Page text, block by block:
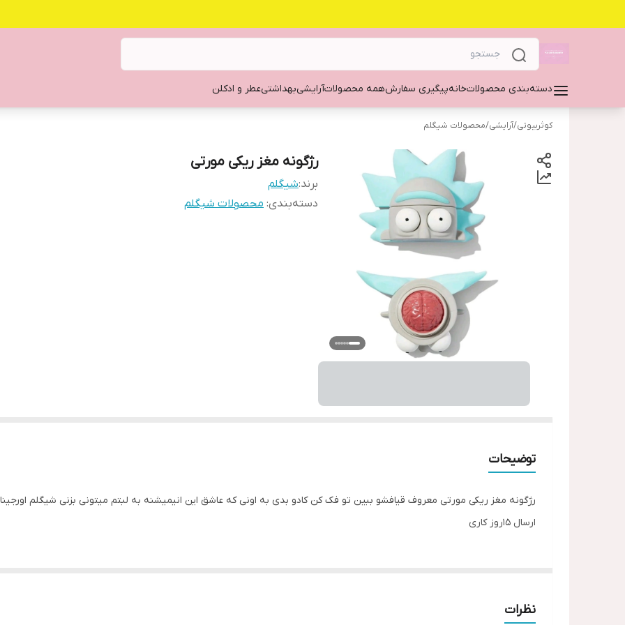
دسته‌بندی محصولاتخانهپیگیری سفارشهمه محصولاتآرایشیبهداشتیعطر و ادکلن
کوثربیوتی/آرایشی/محصولات شیگلم
رژگونه مغز ریکی مورتی
برند:شیگلم
دسته‌بندی: محصولات شیگلم
توضیحات
رژگونه مغز ریکی مورتی معروف قیافشو ببین تو فک کن کادو بدی به اونی که عاشق این انیمیشنه به لبتم میتونی بزنی شیگلم
ارسال 15روز کاری
نظرات